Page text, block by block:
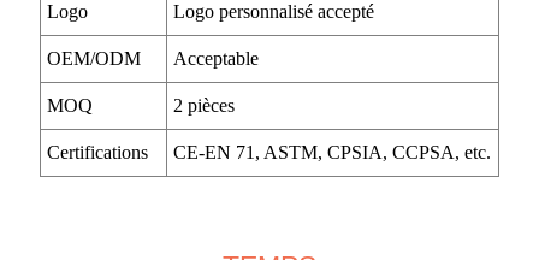
Logo Logo personnalisé accepté
OEM/ODM Acceptable
MOQ 2 pièces
Certifications CE-EN 71, ASTM, CPSIA, CCPSA, etc.